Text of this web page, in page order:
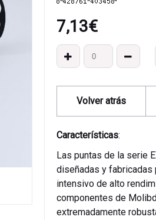
7,13€
Volver atrás
Características:
Las puntas de la serie
diseñadas y fabricadas
intensivo de alto
componentes de
extremadamente